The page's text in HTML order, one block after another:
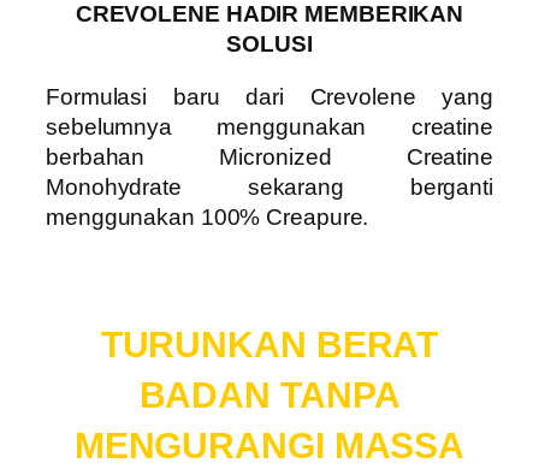
CREVOLENE HADIR MEMBERIKAN
SOLUSI
Formulasi baru dari Crevolene yang
sebelumnya menggunakan creatine
berbahan Micronized Creatine
Monohydrate sekarang berganti
menggunakan 100% Creapure.
TURUNKAN BERAT
BADAN TANPA
MENGURANGI MASSA